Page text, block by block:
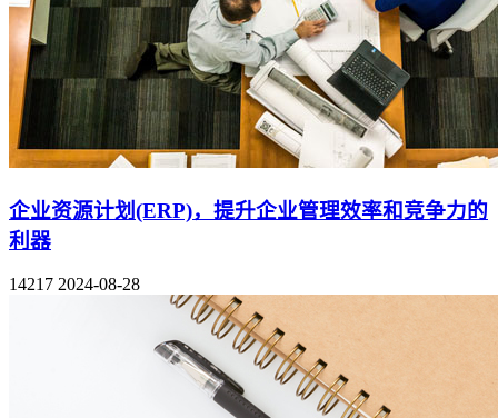
企业资源计划(ERP)，提升企业管理效率和竞争力的
利器
14217 2024-08-28